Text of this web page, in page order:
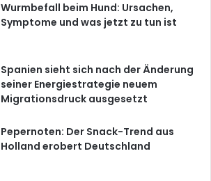
Wurmbefall beim Hund: Ursachen,
Symptome und was jetzt zu tun ist
Spanien sieht sich nach der Änderung
seiner Energiestrategie neuem
Migrationsdruck ausgesetzt
Pepernoten: Der Snack-Trend aus
Holland erobert Deutschland